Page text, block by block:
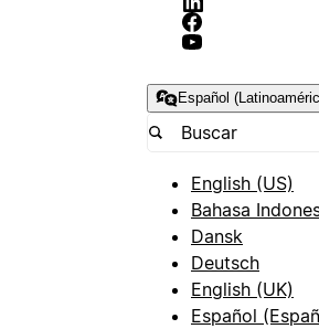
Español
English (US)
Bahasa
Dansk
Deutsch
English (UK)
Español